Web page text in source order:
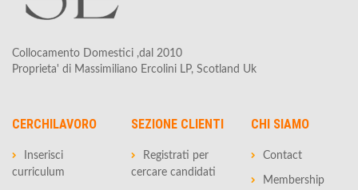
Collocamento Domestici ,dal 2010
Proprieta' di Massimiliano Ercolini LP, Scotland Uk
CERCHILAVORO
Inserisci
curriculum
SEZIONE CLIENTI
Registrati per
cercare candidati
CHI SIAMO
Contact
Membership